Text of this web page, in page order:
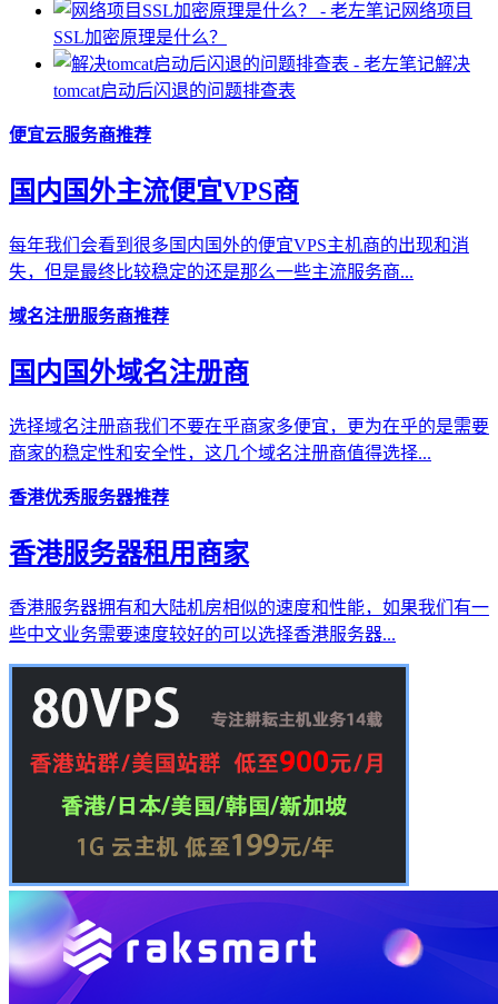
网络项目
SSL加密原理是什么？
解决
tomcat启动后闪退的问题排查表
便宜云服务商推荐
国内国外主流便宜VPS商
每年我们会看到很多国内国外的便宜VPS主机商的出现和消
失，但是最终比较稳定的还是那么一些主流服务商...
域名注册服务商推荐
国内国外域名注册商
选择域名注册商我们不要在乎商家多便宜，更为在乎的是需要
商家的稳定性和安全性，这几个域名注册商值得选择...
香港优秀服务器推荐
香港服务器租用商家
香港服务器拥有和大陆机房相似的速度和性能，如果我们有一
些中文业务需要速度较好的可以选择香港服务器...